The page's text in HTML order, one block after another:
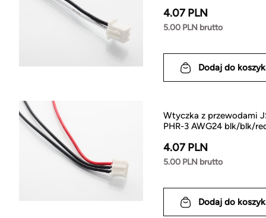
4.07 PLN
5.00 PLN brutto
Dodaj do
Wtyczka z przewodami
PHR-3 AWG24 blk/blk/
4.07 PLN
5.00 PLN brutto
Dodaj do